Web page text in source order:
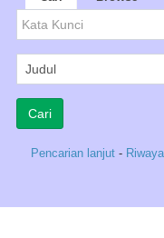
Pencarian lanjut -